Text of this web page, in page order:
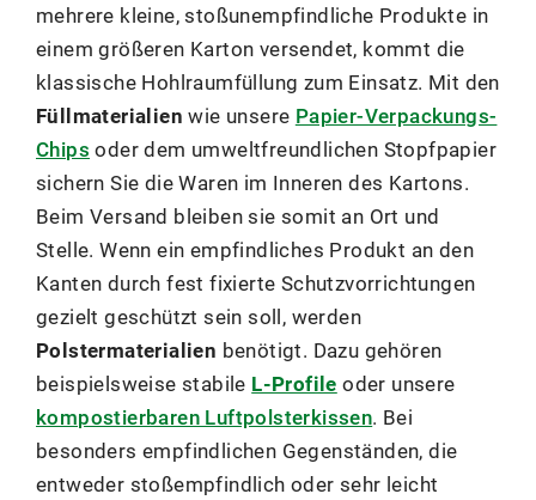
mehrere kleine, stoßunempfindliche Produkte in
einem größeren Karton versendet, kommt die
klassische Hohlraumfüllung zum Einsatz. Mit den
Füllmaterialien wie unsere Papier-Verpackungs-
Chips oder dem umweltfreundlichen Stopfpapier
sichern Sie die Waren im Inneren des Kartons.
Beim Versand bleiben sie somit an Ort und
Stelle. Wenn ein empfindliches Produkt an den
Kanten durch fest fixierte Schutzvorrichtungen
gezielt geschützt sein soll, werden
Polstermaterialien benötigt. Dazu gehören
beispielsweise stabile L-Profile oder unsere
kompostierbaren Luftpolsterkissen. Bei
besonders empfindlichen Gegenständen, die
entweder stoßempfindlich oder sehr leicht